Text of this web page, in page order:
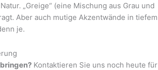
„Greige“ (eine Mischung aus Grau und
Aber auch mutige Akzentwände in tiefem
je.
Kontaktieren Sie uns noch heute für